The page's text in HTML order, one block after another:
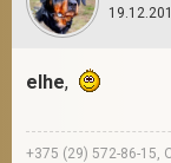
elhe,
+375 (29) 572-86-15,